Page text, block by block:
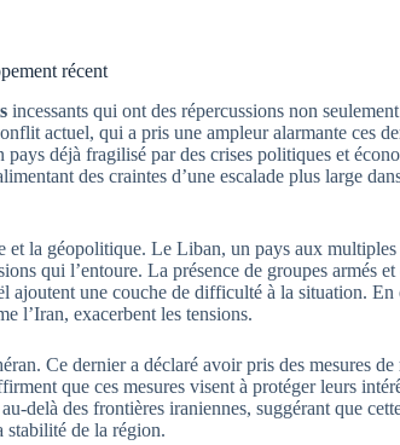
récent
incessants qui ont des répercussions non
actuel, qui a pris une ampleur alarmante ces
déjà fragilisé par des crises politiques et
des craintes d’une escalade plus large
et la géopolitique. Le Liban, un pays aux multiples
qui l’entoure. La présence de groupes armés et
ajoutent une couche de difficulté à la situation. En
l’Iran, exacerbent les tensions.
Ce dernier a déclaré avoir pris des mesures de
que ces mesures visent à protéger leurs
delà des frontières iraniennes, suggérant que
stabilité de la région.